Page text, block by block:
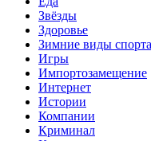
Звёзды
Здоровье
Зимние виды спорта
Игры
Импортозамещение
Интернет
Истории
Компании
Криминал